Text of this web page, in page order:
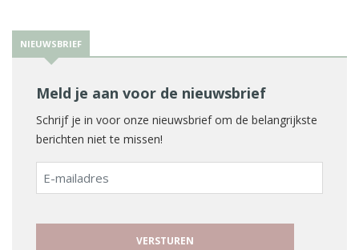
NIEUWSBRIEF
Meld je aan voor de nieuwsbrief
Schrijf je in voor onze nieuwsbrief om de belangrijkste
berichten niet te missen!
E-
mailadres